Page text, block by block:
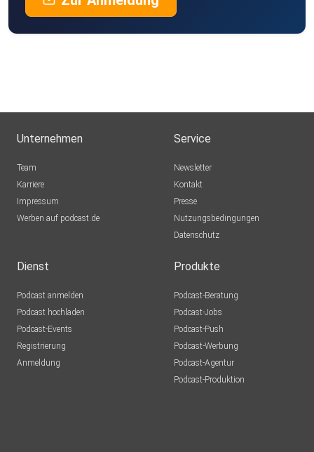
Unternehmen
Team
Karriere
Impressum
Werben auf podcast.de
Service
Newsletter
Kontakt
Presse
Nutzungsbedingungen
Datenschutz
Dienst
Podcast anmelden
Podcast hochladen
Podcast-Events
Registrierung
Anmeldung
Produkte
Podcast-Beratung
Podcast-Jobs
Podcast-Push
Podcast-Werbung
Podcast-Agentur
Podcast-Produktion